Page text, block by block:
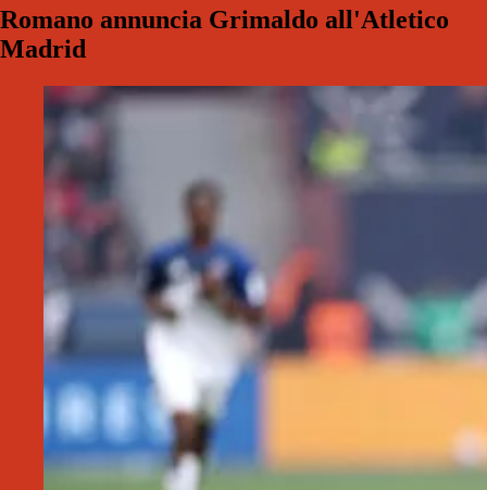
Romano annuncia Grimaldo all'Atletico
Madrid